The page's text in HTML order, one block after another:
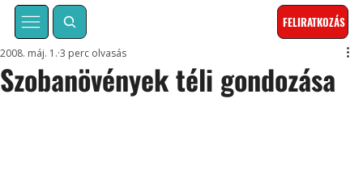
FELIRATKOZÁS
Szobanövények téli gondozása
2008. máj. 1. 3 perc olvasás